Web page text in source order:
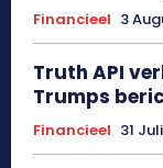
Financieel 3
Truth API
Trumps
Financieel 31